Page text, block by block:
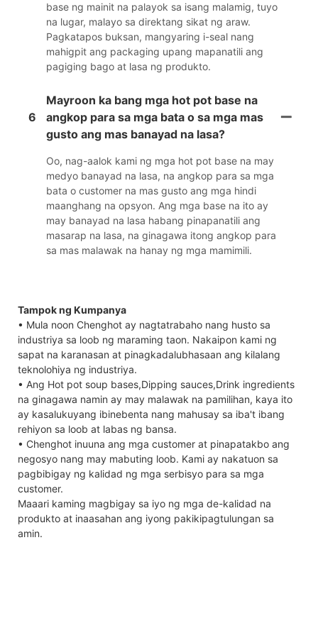
base ng mainit na palayok sa isang malamig, tuyo
na lugar, malayo sa direktang sikat ng araw.
Pagkatapos buksan, mangyaring i-seal nang
mahigpit ang packaging upang mapanatili ang
pagiging bago at lasa ng produkto.
6
Mayroon ka bang mga hot pot base na
angkop para sa mga bata o sa mga mas
gusto ang mas banayad na lasa?
Oo, nag-aalok kami ng mga hot pot base na may
medyo banayad na lasa, na angkop para sa mga
bata o customer na mas gusto ang mga hindi
maanghang na opsyon. Ang mga base na ito ay
may banayad na lasa habang pinapanatili ang
masarap na lasa, na ginagawa itong angkop para
sa mas malawak na hanay ng mga mamimili.
Tampok ng Kumpanya
• Mula noon Chenghot ay nagtatrabaho nang husto sa
industriya sa loob ng maraming taon. Nakaipon kami ng
sapat na karanasan at pinagkadalubhasaan ang kilalang
teknolohiya ng industriya.
• Ang Hot pot soup bases,Dipping sauces,Drink ingredients
na ginagawa namin ay may malawak na pamilihan, kaya ito
ay kasalukuyang ibinebenta nang mahusay sa iba't ibang
rehiyon sa loob at labas ng bansa.
• Chenghot inuuna ang mga customer at pinapatakbo ang
negosyo nang may mabuting loob. Kami ay nakatuon sa
pagbibigay ng kalidad ng mga serbisyo para sa mga
customer.
Maaari kaming magbigay sa iyo ng mga de-kalidad na
produkto at inaasahan ang iyong pakikipagtulungan sa
amin.